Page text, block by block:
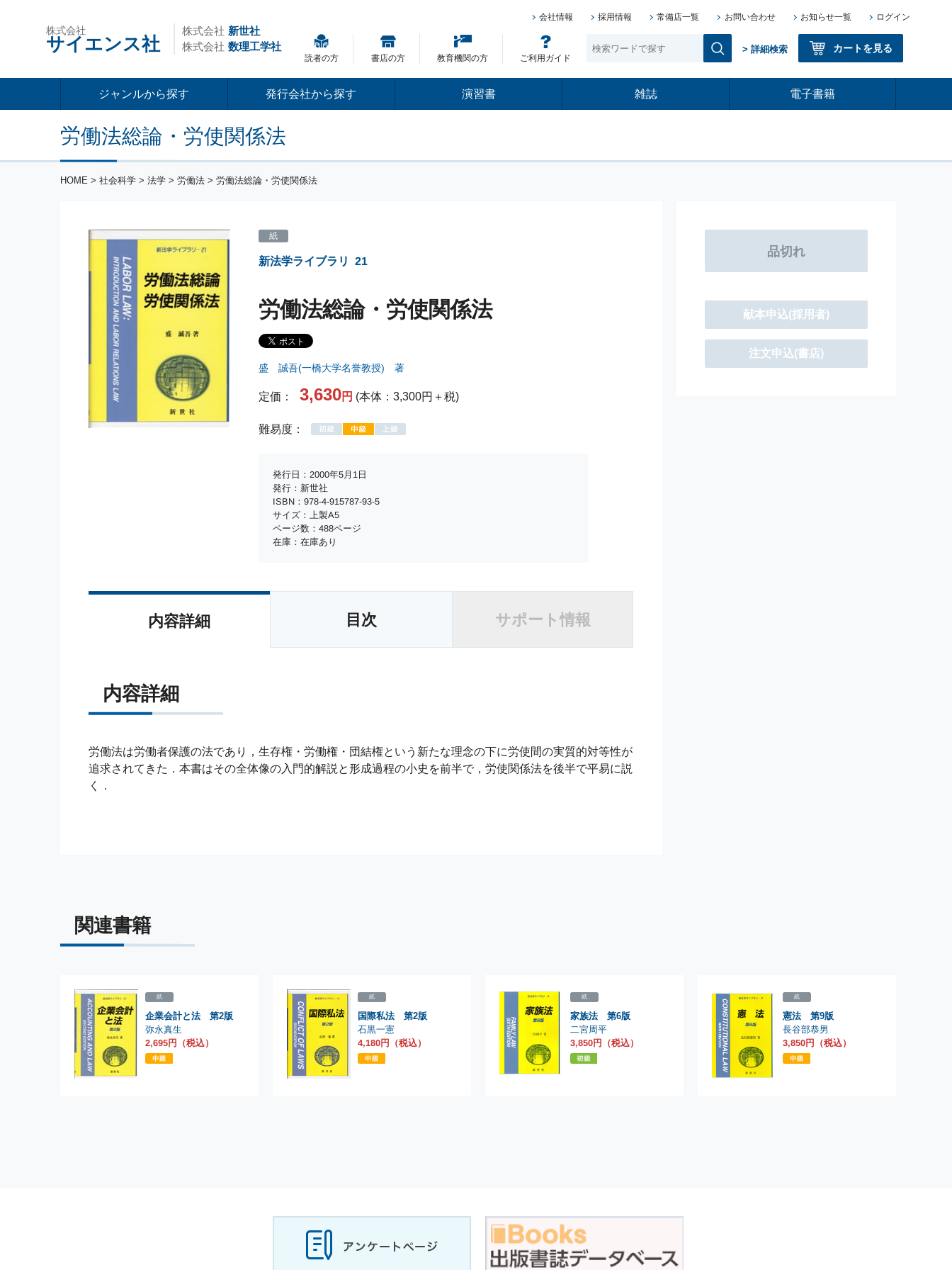
株式会社
サイエンス社
株式会社 新世社
株式会社 数理工学社
会社情報 採用情報 常備店一覧 お問い合わせ お知らせ一覧 ログイン
読者の方 書店の方 教育機関の方 ご利用ガイド
> 詳細検索 カートを見る
ジャンルから探す 発行会社から探す 演習書 雑誌 電子書籍
労働法総論・労使関係法
HOME > 社会科学 > 法学 > 労働法 > 労働法総論・労使関係法
紙
新法学ライブラリ 21
労働法総論・労使関係法
盛 誠吾(一橋大学名誉教授) 著
定価： 3,630円 (本体：3,300円＋税)
難易度：
発行日：2000年5月1日
発行：新世社
ISBN：978-4-915787-93-5
サイズ：上製A5
ページ数：488ページ
在庫：在庫あり
献本申込(採用者)
注文申込(書店)
内容詳細 目次 サポート情報
内容詳細
労働法は労働者保護の法であり，生存権・労働権・団結権という新たな理念の下に労使間の実質的対等性が
追求されてきた．本書はその全体像の入門的解説と形成過程の小史を前半で，労使関係法を後半で平易に説
く．
関連書籍
紙
企業会計と法 第2版
弥永真生
2,695円（税込）
紙
国際私法 第2版
石黒一憲
4,180円（税込）
紙
家族法 第6版
二宮周平
3,850円（税込）
紙
憲法 第9版
長谷部恭男
3,850円（税込）